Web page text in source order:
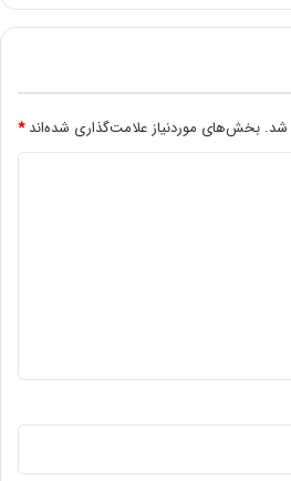
شد. بخش‌های موردنیاز علامت‌گذاری شده‌اند*